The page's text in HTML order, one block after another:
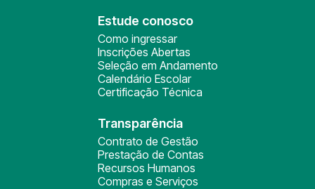
Estude conosco
Como ingressar
Inscrições Abertas
Seleção em Andamento
Calendário Escolar
Certificação Técnica
Transparência
Contrato de Gestão
Prestação de Contas
Recursos Humanos
Compras e Serviços